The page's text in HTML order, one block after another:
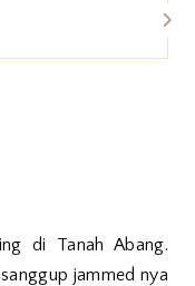
di Tanah Abang.
jammed nya